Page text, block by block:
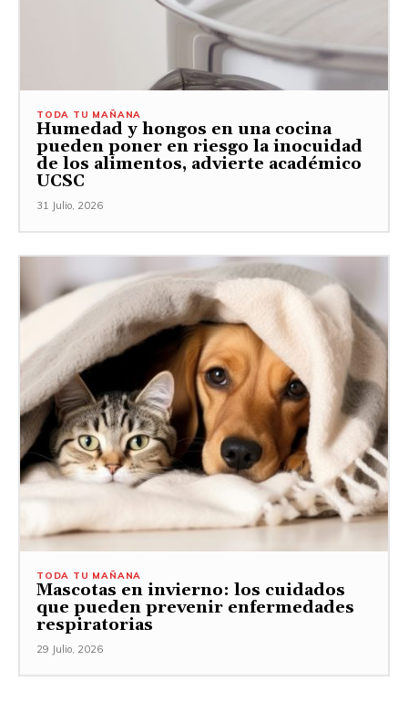
TODA TU MAÑANA
Humedad y hongos en una cocina
pueden poner en riesgo la inocuidad
de los alimentos, advierte académico
UCSC
31 Julio, 2026
TODA TU MAÑANA
Mascotas en invierno: los cuidados
que pueden prevenir enfermedades
respiratorias
29 Julio, 2026